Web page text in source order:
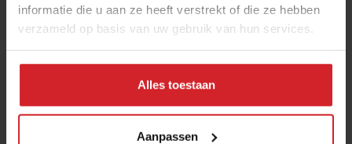
informatie die u aan ze heeft verstrekt of die ze hebben
verzameld op basis van uw gebruik van hun services.
Alles toestaan
Aanpassen
9 maart 2021 | 5 min